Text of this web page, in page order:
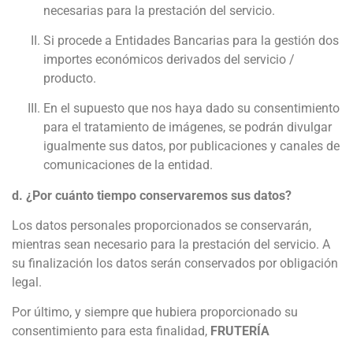
necesarias para la prestación del servicio.
Si procede a Entidades Bancarias para la gestión dos
importes económicos derivados del servicio /
producto.
En el supuesto que nos haya dado su consentimiento
para el tratamiento de imágenes, se podrán divulgar
igualmente sus datos, por publicaciones y canales de
comunicaciones de la entidad.
d. ¿Por cuánto tiempo conservaremos sus datos?
Los datos personales proporcionados se conservarán,
mientras sean necesario para la prestación del servicio. A
su finalización los datos serán conservados por obligación
legal.
Por último, y siempre que hubiera proporcionado su
consentimiento para esta finalidad, FRUTERÍA